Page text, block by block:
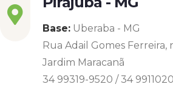
Base: Uberaba - MG
Rua Adail Gomes Ferreira,
Jardim Maracanã
34 99319-9520 / 34